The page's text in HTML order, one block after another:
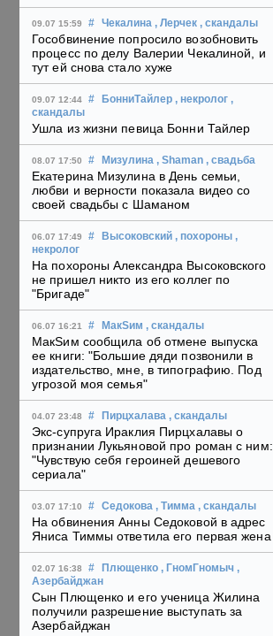
09.07 15:59 # Чекалина , Лерчек , скандалы
Гособвинение попросило возобновить
процесс по делу Валерии Чекалиной, и
тут ей снова стало хуже
09.07 12:44 # БонниТайлер , некролог ,
скандалы
Ушла из жизни певица Бонни Тайлер
08.07 17:50 # Мизулина , Shaman , свадьба
Екатерина Мизулина в День семьи,
любви и верности показала видео со
своей свадьбы с Шаманом
06.07 17:49 # Высоковский , похороны ,
некролог
На похороны Александра Высоковского
не пришел никто из его коллег по
"Бригаде"
06.07 16:21 # МакSим , скандалы
МакSим сообщила об отмене выпуска
ее книги: "Большие дяди позвонили в
издательство, мне, в типографию. Под
угрозой моя семья"
04.07 23:48 # Пирцхалава , скандалы
Экс-супруга Ираклия Пирцхалавы о
признании Лукьяновой про роман с ним:
"Чувствую себя героиней дешевого
сериала"
03.07 17:10 # Седокова , Тимма , скандалы
На обвинения Анны Седоковой в адрес
Яниса Тиммы ответила его первая жена
02.07 16:38 # Плющенко , ГномГномыч ,
Азербайджан
Сын Плющенко и его ученица Жилина
получили разрешение выступать за
Азербайджан